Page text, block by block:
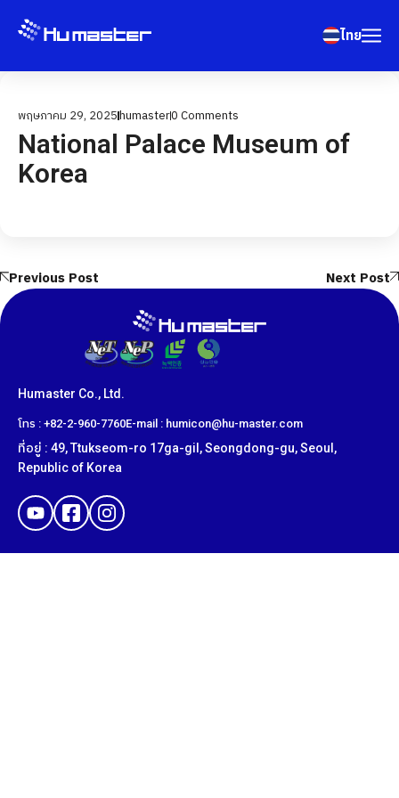
ไทย
พฤษภาคม 29, 2025humaster0Comments
National Palace Museum of
Korea
Previous Post Next Post
Humaster Co., Ltd.
โทร : +82-2-960-7760E-mail : humicon@hu-master.com
ที่อยู่ : 49, Ttukseom-ro 17ga-gil, Seongdong-gu, Seoul,
Republic of Korea